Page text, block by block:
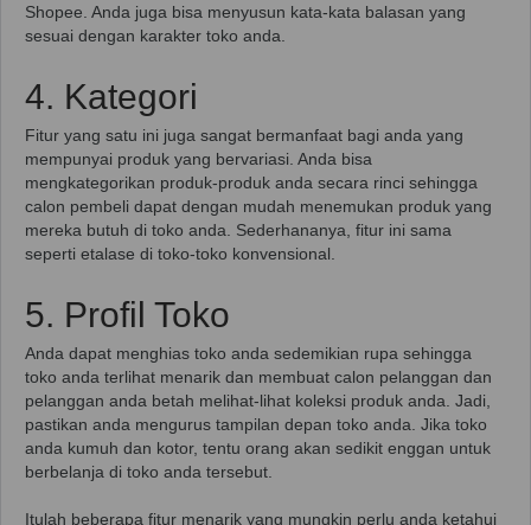
Shopee. Anda juga bisa menyusun kata-kata balasan yang
sesuai dengan karakter toko anda.
4. Kategori
Fitur yang satu ini juga sangat bermanfaat bagi anda yang
mempunyai produk yang bervariasi. Anda bisa
mengkategorikan produk-produk anda secara rinci sehingga
calon pembeli dapat dengan mudah menemukan produk yang
mereka butuh di toko anda. Sederhananya, fitur ini sama
seperti etalase di toko-toko konvensional.
5. Profil Toko
Anda dapat menghias toko anda sedemikian rupa sehingga
toko anda terlihat menarik dan membuat calon pelanggan dan
pelanggan anda betah melihat-lihat koleksi produk anda. Jadi,
pastikan anda mengurus tampilan depan toko anda. Jika toko
anda kumuh dan kotor, tentu orang akan sedikit enggan untuk
berbelanja di toko anda tersebut.
Itulah beberapa fitur menarik yang mungkin perlu anda ketahui